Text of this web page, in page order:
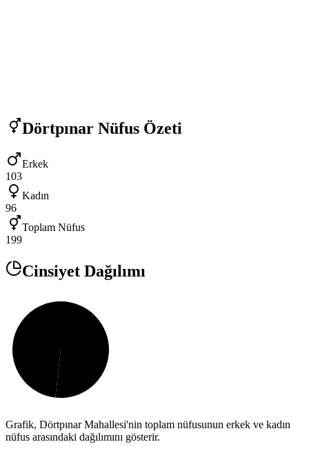
Dörtpınar Nüfus Özeti
Erkek
103
Kadın
96
Toplam Nüfus
199
Cinsiyet Dağılımı
Grafik, DörtpınarMahallesi'nin toplam nüfusunun erkek ve kadın
nüfus arasındaki dağılımını gösterir.